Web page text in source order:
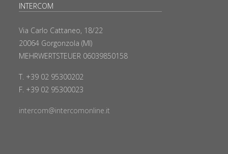
INTERCOM
Via Carlo Cattaneo, 18/22
20064 Gorgonzola (MI)
MEHRWERTSTEUER 06039850158
T. +39 02 95300202
F. +39 02 95300023
intercom@intercomonline.it